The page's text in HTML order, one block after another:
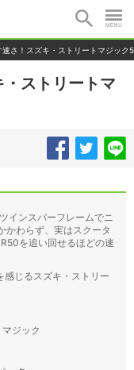
さ！スズキ・ストリートマジック
ストリートマ
インスパーフレームでニ
かわらず、実はスクータ
を追い回せるほどの速
感じるスズキ・ストリー
ジック